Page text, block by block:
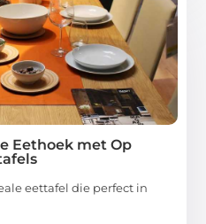
Eethoek met Op
eettafel die perfect in